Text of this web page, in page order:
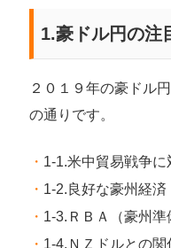
1.豪ドル円の注
２０１９年の豪ドル
の通りです。
1-1.米中貿易戦争に
1-2.良好な豪州経済
1-3.ＲＢＡ（豪州
1-4.ＮＺドルとの関